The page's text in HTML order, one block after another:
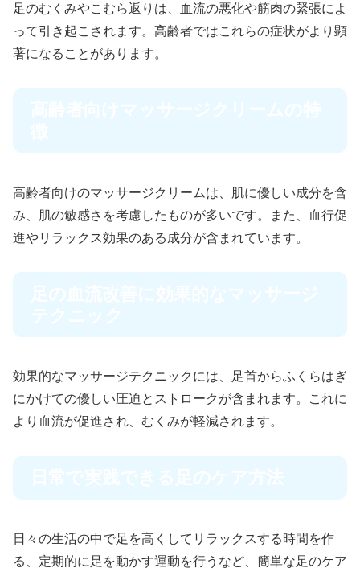
足のむくみやこむら返りは、血流の悪化や筋肉の緊張によ
って引き起こされます。高齢者ではこれらの症状がより顕
著になることがあります。
高齢者向けのマッサージクリームは、肌に優しい成分を含
み、肌の敏感さを考慮したものが多いです。また、血行促
進やリラックス効果のある成分が含まれています。
効果的なマッサージテクニックには、足首からふくらはぎ
にかけての優しい圧迫とストロークが含まれます。これに
より血流が促進され、むくみが軽減されます。
日々の生活の中で足を高くしてリラックスする時間を作
る、定期的に足を動かす運動を行うなど、簡単な足のケア